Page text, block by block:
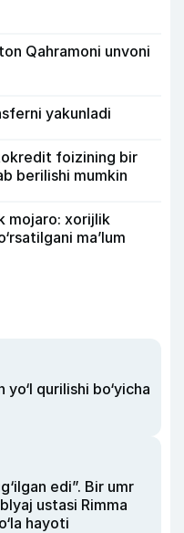
Qahramoni unvoni
yakunladi
foizining bir
berilishi mumkin
mojaro: xorijlik
ma’lum
qurilishi bo‘yicha
edi”. Bir umr
ustasi Rimma
hayoti